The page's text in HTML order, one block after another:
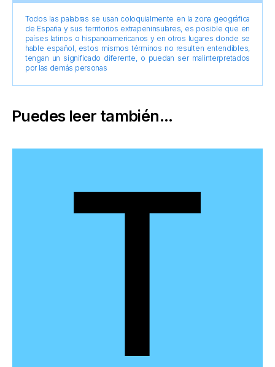
Todos las palabras se usan coloquialmente en la zona geográfica
de España y sus territorios extrapeninsulares, es posible que en
países latinos o hispanoamericanos y en otros lugares donde se
hable español, estos mismos términos no resulten entendibles,
tengan un significado diferente, o puedan ser malinterpretados
por las demás personas
Puedes leer también...